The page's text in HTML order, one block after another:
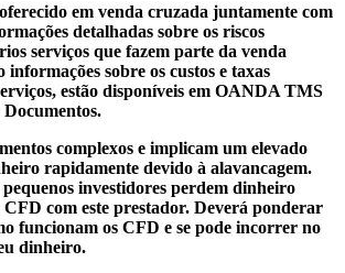
em venda cruzada juntamente com
detalhadas sobre os riscos
serviços que fazem parte da venda
informações sobre os custos e taxas
estão disponíveis em OANDA TMS
complexos e implicam um elevado
rapidamente devido à alavancagem.
investidores perdem dinheiro
CFD com este prestador. Deverá ponderar
funcionam os CFD e se pode incorrer no
dinheiro.